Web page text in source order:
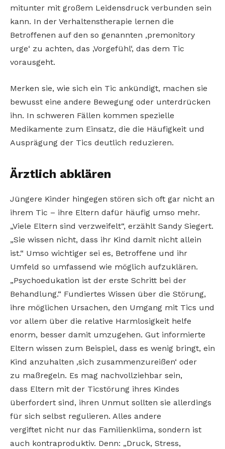
mitunter mit großem Leidensdruck verbunden sein
kann. In der Verhaltenstherapie lernen die
Betroffenen auf den so genannten ‚premonitory
urge‘ zu achten, das ‚Vorgefühl‘, das dem Tic
vorausgeht.
Merken sie, wie sich ein Tic ankündigt, machen sie
bewusst eine andere Bewegung oder unterdrücken
ihn. In schweren Fällen kommen spezielle
Medikamente zum Einsatz, die die Häufigkeit und
Ausprägung der Tics deutlich reduzieren.
Ärztlich abklären
Jüngere Kinder hingegen stören sich oft gar nicht an
ihrem Tic – ihre Eltern dafür häufig umso mehr.
„Viele Eltern sind verzweifelt“, erzählt Sandy Siegert.
„Sie wissen nicht, dass ihr Kind damit nicht allein
ist.“ Umso wichtiger sei es, Betroffene und ihr
Umfeld so umfassend wie möglich aufzuklären.
„Psychoedukation ist der erste Schritt bei der
Behandlung.“ Fundiertes Wissen über die Störung,
ihre möglichen Ursachen, den Umgang mit Tics und
vor allem über die relative Harmlosigkeit helfe
enorm, besser damit umzugehen. Gut informierte
Eltern wissen zum Beispiel, dass es wenig bringt, ein
Kind anzuhalten ‚sich zusammenzureißen‘ oder
zu maßregeln. Es mag nachvollziehbar sein,
dass Eltern mit der Ticstörung ihres Kindes
überfordert sind, ihren Unmut sollten sie allerdings
für sich selbst regulieren. Alles andere
vergiftet nicht nur das Familienklima, sondern ist
auch kontraproduktiv. Denn: „Druck, Stress,